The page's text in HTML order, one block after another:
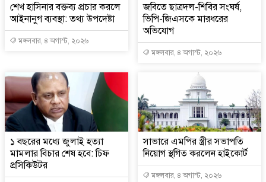
শেখ হাসিনার বক্তব্য প্রচার করলে
আইনানুগ ব্যবস্থা: তথ্য উপদেষ্টা
মঙ্গলবার, ৪ অগাস্ট, ২০২৬
জবিতে ছাত্রদল-শিবির সংঘর্ষ,
ভিপি-জিএসকে মারধরের
অভিযোগ
মঙ্গলবার, ৪ অগাস্ট, ২০২৬
১ বছরের মধ্যে জুলাই হত্যা
মামলার বিচার শেষ হবে: চিফ
প্রসিকিউটর
সাভারে এমপির স্ত্রীর সভাপতি
নিয়োগ স্থগিত করলেন হাইকোর্ট
মঙ্গলবার, ৪ অগাস্ট, ২০২৬